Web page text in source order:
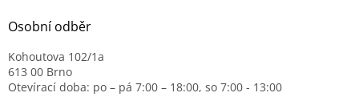
Osobní odběr
Kohoutova 102/1a
613 00 Brno
Otevírací doba: po – pá 7:00 – 18:00, so 7:00 - 13:00